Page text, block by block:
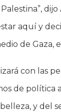
aquí y
de Gaza,
con las
de política
y del